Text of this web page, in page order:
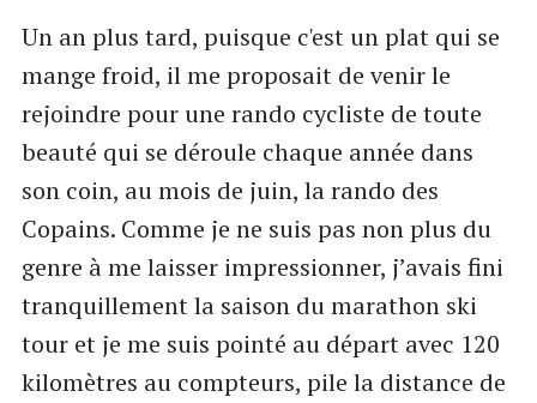
Un an plus tard, puisque c'est un plat qui se
mange froid, il me proposait de venir le
rejoindre pour une rando cycliste de toute
beauté qui se déroule chaque année dans
son coin, au mois de juin, la rando des
Copains. Comme je ne suis pas non plus du
genre à me laisser impressionner, j’avais fini
tranquillement la saison du marathon ski
tour et je me suis pointé au départ avec 120
kilomètres au compteurs, pile la distance de